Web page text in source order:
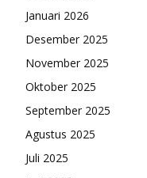
Januari 2026
Desember 2025
November 2025
Oktober 2025
September 2025
Agustus 2025
Juli 2025